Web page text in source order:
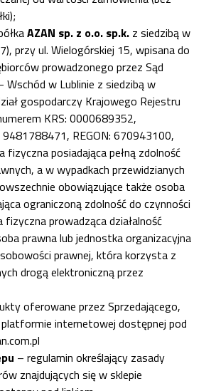
AZAN sp. z o.o. sp.k. z siedzibą w
przy ul. Wielogórskiej 15, wpisana do
prowadzonego przez Sąd
Wschód w Lublinie z siedzibą w
gospodarczy Krajowego Rejestru
KRS: 0000689352,
9481788471, REGON: 670943100,
fizyczna posiadająca pełną zdolność
a w wypadkach przewidzianych
obowiązujące także osoba
ograniczoną zdolność do czynności
fizyczna prowadząca działalność
prawna lub jednostka organizacyjna
prawnej, która korzysta z
drogą elektroniczną przez
oferowane przez Sprzedającego,
internetowej dostępnej pod
– regulamin określający zasady
znajdujących się w sklepie